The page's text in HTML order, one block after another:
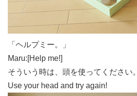
「ヘルプミー。」
Maru:[Help me!]
そういう時は、頭を使ってください。
Use your head and try again!